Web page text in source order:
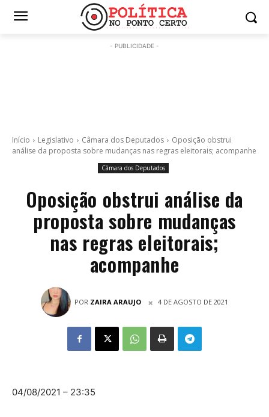
- PUBLICIDADE -
Início Legislativo Câmara dos Deputados
Oposição obstrui
análise da proposta sobre mudanças nas regras eleitorais; acompanhe
Câmara dos Deputados
Oposição obstrui análise da
proposta sobre mudanças
nas regras eleitorais;
acompanhe
POR ZAIRA ARAUJO 4 DE AGOSTO DE 2021
04/08/2021 – 23:35